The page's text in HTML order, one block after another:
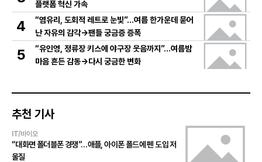
플랫폼 혁신 가속
4
“염유리, 도회적 레트로 눈빛”…여름 한가운데 묻어
난 자유의 감각→팬들 궁금증 증폭
5
“유인영, 정류장 키스에 야구장 웃음까지”…여름밤
마음 흔든 감동→다시 궁금한 변화
추천 기사
IT/바이오
“대화면 폴더블폰 경쟁”…애플, 아이폰 폴드에 펜 도입 저
울질